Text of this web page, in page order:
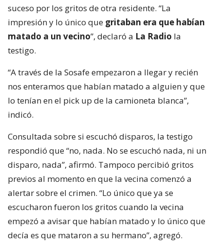
suceso por los gritos de otra residente. “La
impresión y lo único que gritaban era que habían
matado a un vecino”, declaró a La Radio la
testigo.
“A través de la Sosafe empezaron a llegar y recién
nos enteramos que habían matado a alguien y que
lo tenían en el pick up de la camioneta blanca”,
indicó.
Consultada sobre si escuchó disparos, la testigo
respondió que “no, nada. No se escuchó nada, ni un
disparo, nada”, afirmó. Tampoco percibió gritos
previos al momento en que la vecina comenzó a
alertar sobre el crimen. “Lo único que ya se
escucharon fueron los gritos cuando la vecina
empezó a avisar que habían matado y lo único que
decía es que mataron a su hermano”, agregó.